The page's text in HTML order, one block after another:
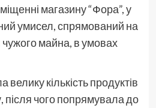
магазину “Фора”, у
умисел, спрямований на
майна, в умовах
кількість продуктів
після чого попрямувала до